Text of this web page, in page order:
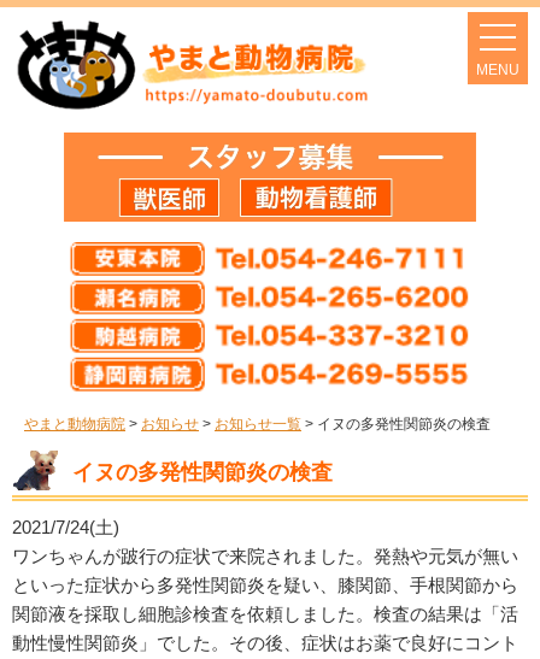
やまと動物病院 > お知らせ > お知らせ一覧 > イヌの多発性関節炎の検査
イヌの多発性関節炎の検査
2021/7/24(土)
ワンちゃんが跛行の症状で来院されました。発熱や元気が無い
といった症状から多発性関節炎を疑い、膝関節、手根関節から
関節液を採取し細胞診検査を依頼しました。検査の結果は「活
動性慢性関節炎」でした。その後、症状はお薬で良好にコント